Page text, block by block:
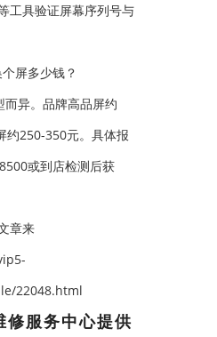
工具验证屏幕序列号与
屏多少钱？
异。品牌高品屏约
约250-350元。具体报
或到店检测后获
章来
22048.html
修服务中心提供